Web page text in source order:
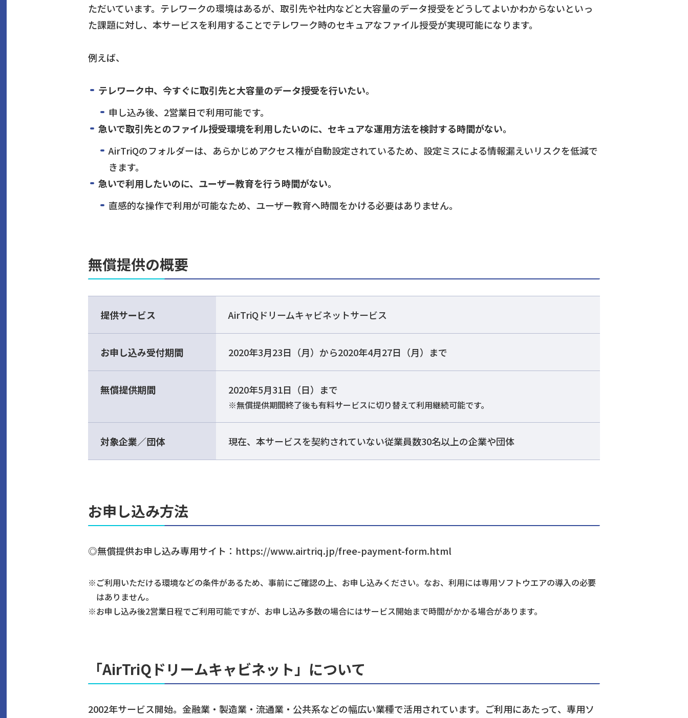
ただいています。テレワークの環境はあるが、取引先や社内などと大容量のデータ授受をどうしてよいかわからないといっ
た課題に対し、本サービスを利用することでテレワーク時のセキュアなファイル授受が実現可能になります。
例えば、
テレワーク中、今すぐに取引先と大容量のデータ授受を行いたい。
申し込み後、2営業日で利用可能です。
急いで取引先とのファイル授受環境を利用したいのに、セキュアな運用方法を検討する時間がない。
AirTriQのフォルダーは、あらかじめアクセス権が自動設定されているため、設定ミスによる情報漏えいリスクを低減で
きます。
急いで利用したいのに、ユーザー教育を行う時間がない。
直感的な操作で利用が可能なため、ユーザー教育へ時間をかける必要はありません。
無償提供の概要
提供サービス AirTriQドリームキャビネットサービス
お申し込み受付期間 2020年3月23日（月）から2020年4月27日（月）まで
無償提供期間 2020年5月31日（日）まで
※無償提供期間終了後も有料サービスに切り替えて利用継続可能です。
対象企業／団体 現在、本サービスを契約されていない従業員数30名以上の企業や団体
お申し込み方法
◎無償提供お申し込み専用サイト：https://www.airtriq.jp/free-payment-form.html
※ご利用いただける環境などの条件があるため、事前にご確認の上、お申し込みください。なお、利用には専用ソフトウエアの導入の必要
はありません。
※お申し込み後2営業日程でご利用可能ですが、お申し込み多数の場合にはサービス開始まで時間がかかる場合があります。
「AirTriQドリームキャビネット」について
2002年サービス開始。金融業・製造業・流通業・公共系などの幅広い業種で活用されています。ご利用にあたって、専用ソ